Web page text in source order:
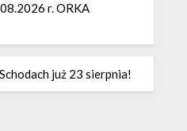
r. ORKA
już 23 sierpnia!